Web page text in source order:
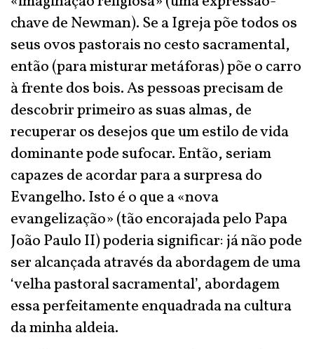
chave de Newman). Se a Igreja põe todos os
seus ovos pastorais no cesto sacramental,
então (para misturar metáforas) põe o carro
à frente dos bois. As pessoas precisam de
descobrir primeiro as suas almas, de
recuperar os desejos que um estilo de vida
dominante pode sufocar. Então, seriam
capazes de acordar para a surpresa do
Evangelho. Isto é o que a «nova
evangelização» (tão encorajada pelo Papa
João Paulo II) poderia significar: já não pode
ser alcançada através da abordagem de uma
‘velha pastoral sacramental’, abordagem
essa perfeitamente enquadrada na cultura
da minha aldeia.